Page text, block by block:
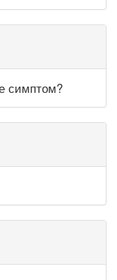
симптом?